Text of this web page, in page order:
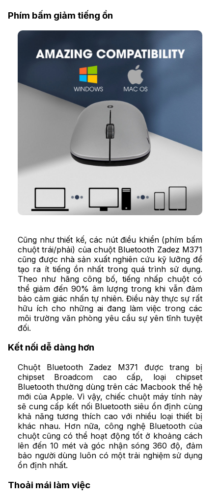
Phím bấm giảm tiếng ồn
Cũng như thiết kế, các nút điều khiển (phím bấm
chuột trái/phải) của chuột Bluetooth Zadez M371
cũng được nhà sản xuất nghiên cứu kỹ lưỡng để
tạo ra ít tiếng ồn nhất trong quá trình sử dụng.
Theo như hãng công bố, tiếng nhấp chuột có
thể giảm đến 90% âm lượng trong khi vẫn đảm
bảo cảm giác nhấn tự nhiên. Điều này thực sự rất
hữu ích cho những ai đang làm việc trong các
môi trường văn phòng yêu cầu sự yên tĩnh tuyệt
đối.
Kết nối dễ dàng hơn
Chuột Bluetooth Zadez M371 được trang bị
chipset Broadcom cao cấp, loại chipset
Bluetooth thường dùng trên các Macbook thế hệ
mới của Apple. Vì vậy, chiếc chuột máy tính này
sẽ cung cấp kết nối Bluetooth siêu ổn định cùng
khả năng tương thích cao với nhiều loại thiết bị
khác nhau. Hơn nữa, công nghệ Bluetooth của
chuột cũng có thể hoạt động tốt ở khoảng cách
lên đến 10 mét và góc nhận sóng 360 độ, đảm
bảo người dùng luôn có một trải nghiệm sử dụng
ổn định nhất.
Thoải mái làm việc